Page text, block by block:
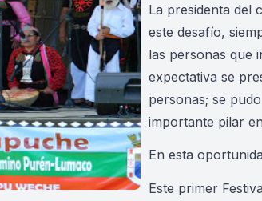
La presidenta del
este desafío,
las personas que
expectativa se
personas; se
importante pilar
En esta
Este primer